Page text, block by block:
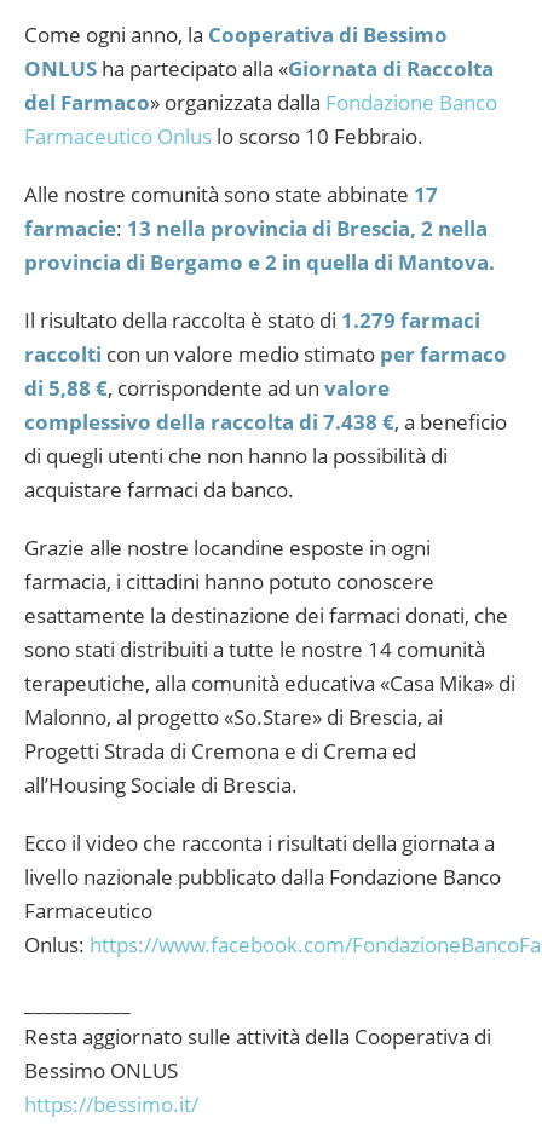
Come ogni anno, la Cooperativa di Bessimo
ONLUS ha partecipato alla «Giornata di Raccolta
del Farmaco» organizzata dalla Fondazione Banco
Farmaceutico Onlus lo scorso 10 Febbraio.
Alle nostre comunità sono state abbinate 17
farmacie: 13 nella provincia di Brescia, 2 nella
provincia di Bergamo e 2 in quella di Mantova.
Il risultato della raccolta è stato di 1.279 farmaci
raccolti con un valore medio stimato per farmaco
di 5,88 €, corrispondente ad un valore
complessivo della raccolta di 7.438 €, a beneficio
di quegli utenti che non hanno la possibilità di
acquistare farmaci da banco.
Grazie alle nostre locandine esposte in ogni
farmacia, i cittadini hanno potuto conoscere
esattamente la destinazione dei farmaci donati, che
sono stati distribuiti a tutte le nostre 14 comunità
terapeutiche, alla comunità educativa «Casa Mika» di
Malonno, al progetto «So.Stare» di Brescia, ai
Progetti Strada di Cremona e di Crema ed
all’Housing Sociale di Brescia.
Ecco il video che racconta i risultati della giornata a
livello nazionale pubblicato dalla Fondazione Banco
Farmaceutico
Onlus: https://www.facebook.com/
Resta aggiornato sulle attività della Cooperativa di
Bessimo ONLUS
https://bessimo.it/